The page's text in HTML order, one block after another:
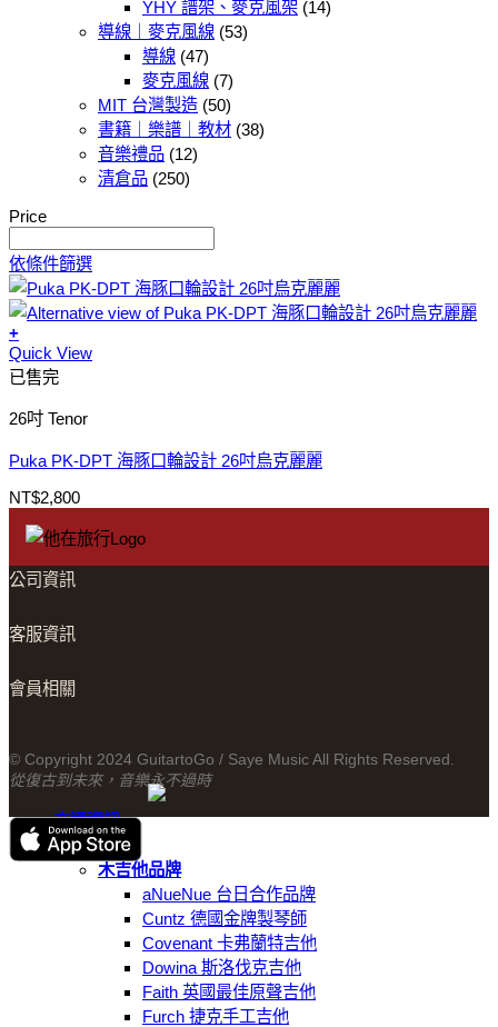
YHY 譜架、麥克風架 (14)
導線｜麥克風線 (53)
導線 (47)
麥克風線 (7)
MIT 台灣製造 (50)
書籍｜樂譜｜教材 (38)
音樂禮品 (12)
清倉品 (250)
Price
依條件篩選
+
Quick View
已售完
26吋 Tenor
Puka PK-DPT 海豚口輪設計 26吋烏克麗麗
NT$2,800
公司資訊
客服資訊
會員相關
© Copyright 2024 GuitartoGo / Saye Music All Rights Reserved.
從復古到未來，音樂永不過時
交通資訊
線上商城
木吉他品牌
aNueNue 台日合作品牌
Cuntz 德國金牌製琴師
Covenant 卡弗蘭特吉他
Dowina 斯洛伐克吉他
Faith 英國最佳原聲吉他
Furch 捷克手工吉他